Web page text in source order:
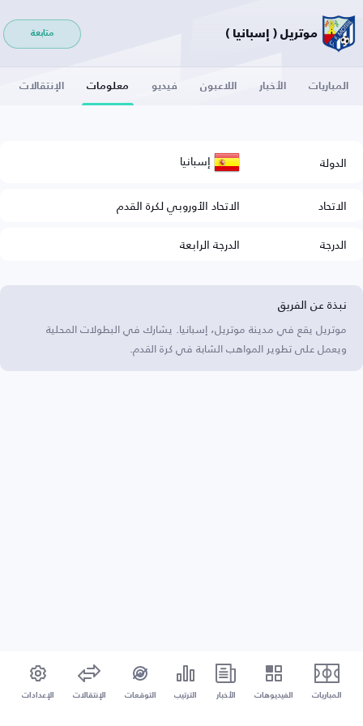
موتريل ( إسبانيا ) متابعة
المباريات الأخبار اللاعبون فيديو معلومات الإنتقالات
الدولة إسبانيا
الاتحاد
الاتحاد الأوروبي لكرة القدم
الدرجة
الدرجة الرابعة
نبذة عن الفريق
موتريل يقع في مدينة موتريل، إسبانيا. يشارك في البطولات المحلية
ويعمل على تطوير المواهب الشابة في كرة القدم.
المباريات الفيديوهات الأخبار الترتيب التوقعات الإنتقالات الإعدادات